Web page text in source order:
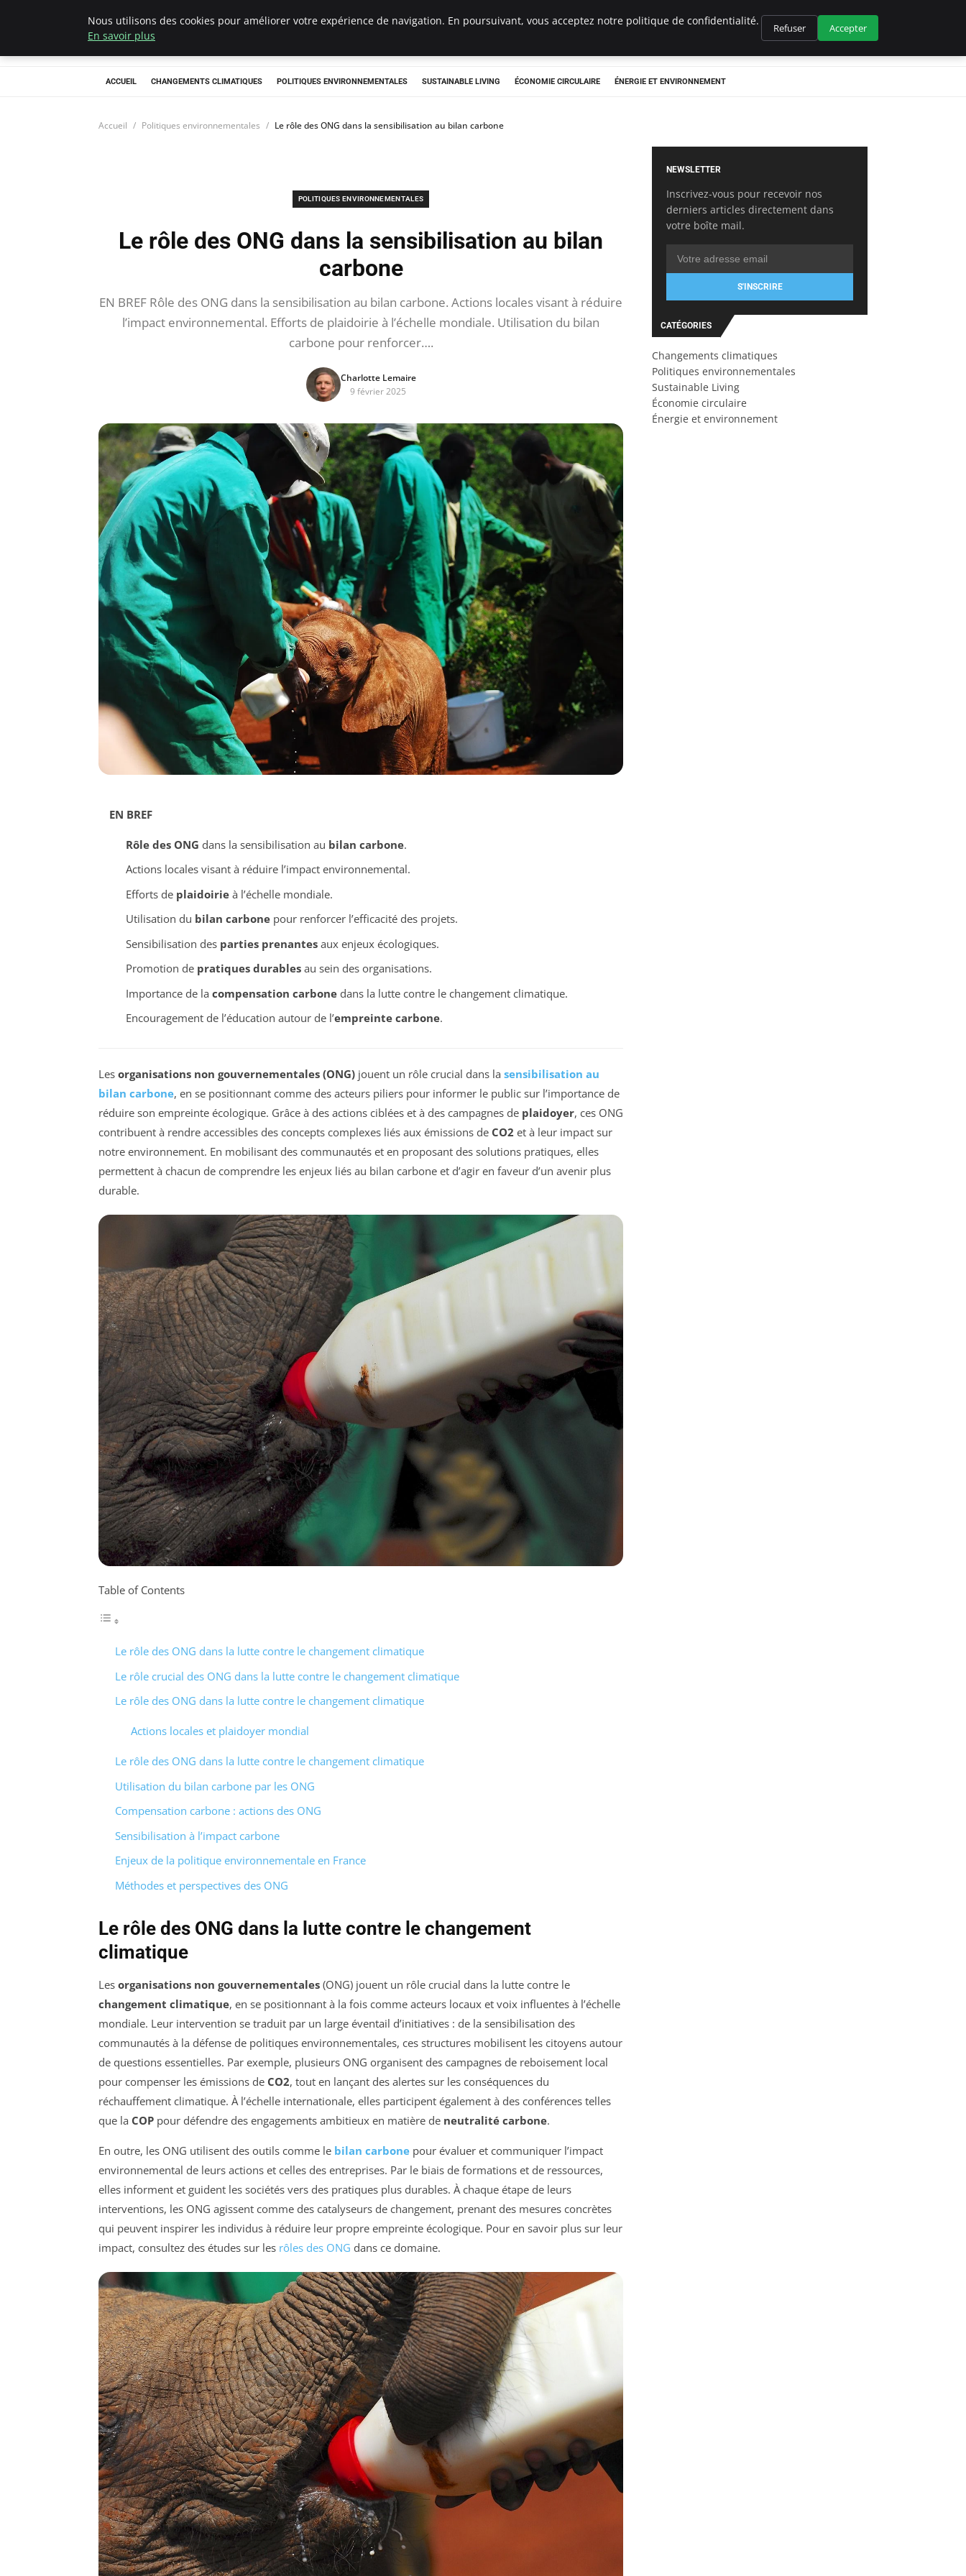
Climategatecountryclub.com
ACCUEIL CHANGEMENTS CLIMATIQUES POLITIQUES ENVIRONNEMENTALES SUSTAINABLE LIVING ÉCONOMIE CIRCULAIRE ÉNERGIE ET ENVIRONNEMENT
Accueil Politiques environnementales Le rôle des ONG dans la sensibilisation au bilan carbone
POLITIQUES ENVIRONNEMENTALES
Le rôle des ONG dans la sensibilisation au bilan
carbone
EN BREF Rôle des ONG dans la sensibilisation au bilan carbone. Actions locales visant à réduire
l’impact environnemental. Efforts de plaidoirie à l’échelle mondiale. Utilisation du bilan
carbone pour renforcer….
Charlotte Lemaire
9 février 2025
EN BREF
Rôle des ONG dans la sensibilisation au bilan carbone.
Actions locales visant à réduire l’impact environnemental.
Efforts de plaidoirieà l’échelle mondiale.
Utilisation du bilan carbonepour renforcer l’efficacité des projets.
Sensibilisation des parties prenantesaux enjeux écologiques.
Promotion de pratiques durablesau sein des organisations.
Importance de la compensation carbonedans la lutte contre le changement climatique.
Encouragement de l’éducation autour de l’empreinte carbone.
Les organisations non gouvernementales (ONG) jouent un rôle crucial dans la sensibilisation au
bilan carbone, en se positionnant comme des acteurs piliers pour informer le public sur l’importance de
réduire son empreinte écologique. Grâce à des actions ciblées et à des campagnes de plaidoyer, ces ONG
contribuent à rendre accessibles des concepts complexes liés aux émissions de CO2 et à leur impact sur
notre environnement. En mobilisant des communautés et en proposant des solutions pratiques, elles
permettent à chacun de comprendre les enjeux liés au bilan carbone et d’agir en faveur d’un avenir plus
durable.
Table of Contents
Le rôle des ONG dans la lutte contre le changement climatique
Le rôle crucial des ONG dans la lutte contre le changement climatique
Le rôle des ONG dans la lutte contre le changement climatique
Actions locales et plaidoyer mondial
Le rôle des ONG dans la lutte contre le changement climatique
Utilisation du bilan carbone par les ONG
Compensation carbone : actions des ONG
Sensibilisation à l’impact carbone
Enjeux de la politique environnementale en France
Méthodes et perspectives des ONG
Le rôle des ONG dans la lutte contre le changement
climatique
Les organisations non gouvernementales (ONG) jouent un rôle crucial dans la lutte contre le
changement climatique, en se positionnant à la fois comme acteurs locaux et voix influentes à l’échelle
mondiale. Leur intervention se traduit par un large éventail d’initiatives : de la sensibilisation des
communautés à la défense de politiques environnementales, ces structures mobilisent les citoyens autour
de questions essentielles. Par exemple, plusieurs ONG organisent des campagnes de reboisement local
pour compenser les émissions de CO2, tout en lançant des alertes sur les conséquences du
réchauffement climatique. À l’échelle internationale, elles participent également à des conférences telles
que la COP pour défendre des engagements ambitieux en matière de neutralité carbone.
En outre, les ONG utilisent des outils comme le bilan carbone pour évaluer et communiquer l’impact
environnemental de leurs actions et celles des entreprises. Par le biais de formations et de ressources,
elles informent et guident les sociétés vers des pratiques plus durables. À chaque étape de leurs
interventions, les ONG agissent comme des catalyseurs de changement, prenant des mesures concrètes
qui peuvent inspirer les individus à réduire leur propre empreinte écologique. Pour en savoir plus sur leur
impact, consultez des études sur les rôles des ONG dans ce domaine.
NEWSLETTER
Inscrivez-vous pour recevoir nos
derniers articles directement dans
votre boîte mail.
S'INSCRIRE
CATÉGORIES
Changements climatiques
Politiques environnementales
Sustainable Living
Économie circulaire
Énergie et environnement
Nous utilisons des cookies pour améliorer votre expérience de navigation. En poursuivant, vous acceptez notre politique de confidentialité.
En savoir plus
Refuser Accepter